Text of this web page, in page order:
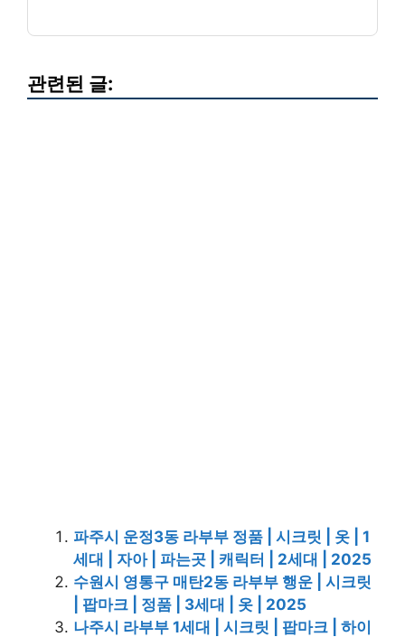
관련된 글:
파주시 운정3동 라부부 정품 | 시크릿 | 옷 | 1
세대 | 자아 | 파는곳 | 캐릭터 | 2세대 | 2025
수원시 영통구 매탄2동 라부부 행운 | 시크릿
| 팝마크 | 정품 | 3세대 | 옷 | 2025
나주시 라부부 1세대 | 시크릿 | 팝마크 | 하이